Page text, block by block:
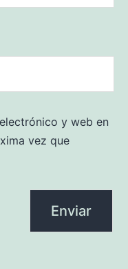
y web en
vez que